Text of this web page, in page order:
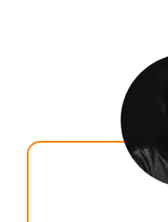
Également
scène et
parcours
accompagnera au
afin de mener